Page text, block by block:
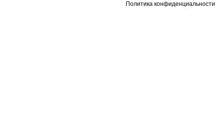
Политика конфиденциальности